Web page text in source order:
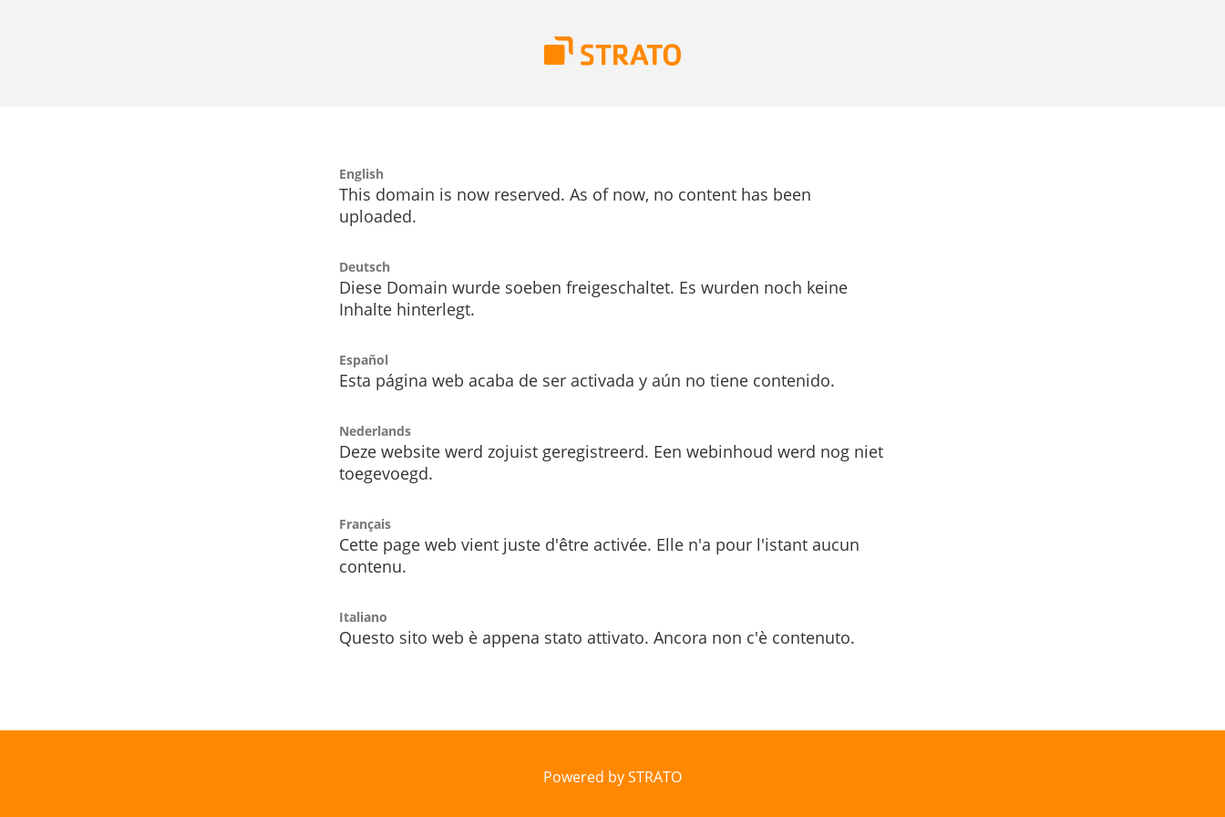
English
This domain is now reserved. As of now, no content has been
uploaded.
Deutsch
Diese Domain wurde soeben freigeschaltet. Es wurden noch keine
Inhalte hinterlegt.
Español
Esta página web acaba de ser activada y aún no tiene contenido.
Nederlands
Deze website werd zojuist geregistreerd. Een webinhoud werd nog niet
toegevoegd.
Français
Cette page web vient juste d'être activée. Elle n'a pour l'istant aucun
contenu.
Italiano
Questo sito web è appena stato attivato. Ancora non c'è contenuto.
Powered by STRATO